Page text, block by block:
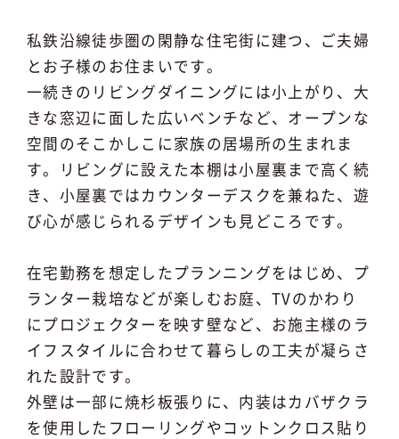
私鉄沿線徒歩圏の閑静な住宅街に建つ、ご夫婦
とお子様のお住まいです。
一続きのリビングダイニングには小上がり、大
きな窓辺に面した広いベンチなど、オープンな
空間のそこかしこに家族の居場所の生まれま
す。リビングに設えた本棚は小屋裏まで高く続
き、小屋裏ではカウンターデスクを兼ねた、遊
び心が感じられるデザインも見どころです。
在宅勤務を想定したプランニングをはじめ、プ
ランター栽培などが楽しむお庭、TVのかわり
にプロジェクターを映す壁など、お施主様のラ
イフスタイルに合わせて暮らしの工夫が凝らさ
れた設計です。
外壁は一部に焼杉板張りに、内装はカバザクラ
を使用したフローリングやコットンクロス貼り